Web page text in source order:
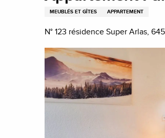
MEUBLÉS ET GÎTES APPARTEMENT
N° 123 résidence Super Arlas,